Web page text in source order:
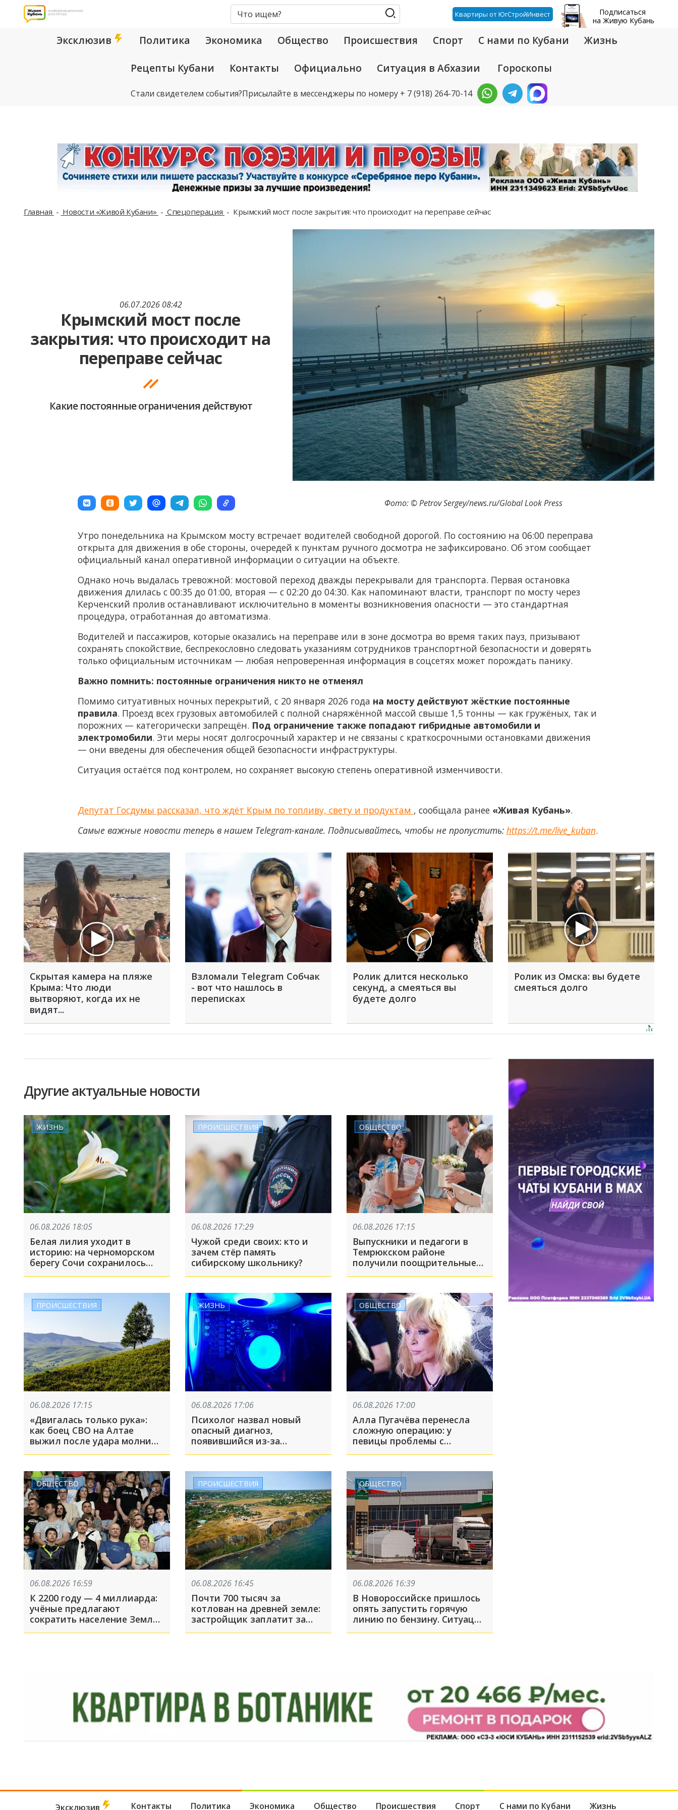
Квартиры от ЮгСтройИнвест
Подписаться
на Живую Кубань
Эксклюзив Политика Экономика Общество Происшествия Спорт С нами по Кубани Жизнь
Рецепты Кубани Контакты Официально Ситуация в Абхазии Гороскопы
Стали свидетелем события?Присылайте в мессенджеры по номеру + 7 (918) 264-70-14
Главная Новости «Живой Кубани» Спецоперация Крымский мост после закрытия: что происходит на переправе сейчас
06.07.2026 08:42
Крымский мост после
закрытия: что происходит на
переправе сейчас
Какие постоянные ограничения действуют
Фото: © Petrov Sergey/news.ru/Global Look Press
Утро понедельника на Крымском мосту встречает водителей свободной дорогой. По состоянию на 06:00 переправа
открыта для движения в обе стороны, очередей к пунктам ручного досмотра не зафиксировано. Об этом сообщает
официальный канал оперативной информации о ситуации на объекте.
Однако ночь выдалась тревожной: мостовой переход дважды перекрывали для транспорта. Первая остановка
движения длилась с 00:35 до 01:00, вторая — с 02:20 до 04:30. Как напоминают власти, транспорт по мосту через
Керченский пролив останавливают исключительно в моменты возникновения опасности — это стандартная
процедура, отработанная до автоматизма.
Водителей и пассажиров, которые оказались на переправе или в зоне досмотра во время таких пауз, призывают
сохранять спокойствие, беспрекословно следовать указаниям сотрудников транспортной безопасности и доверять
только официальным источникам — любая непроверенная информация в соцсетях может порождать панику.
Важно помнить: постоянные ограничения никто не отменял
Помимо ситуативных ночных перекрытий, с 20 января 2026 года на мосту действуют жёсткие постоянные
правила. Проезд всех грузовых автомобилей с полной снаряжённой массой свыше 1,5 тонны — как гружёных, так и
порожних — категорически запрещён. Под ограничение также попадают гибридные автомобили и
электромобили. Эти меры носят долгосрочный характер и не связаны с краткосрочными остановками движения
— они введены для обеспечения общей безопасности инфраструктуры.
Ситуация остаётся под контролем, но сохраняет высокую степень оперативной изменчивости.
Депутат Госдумы рассказал, что ждёт Крым по топливу, свету и продуктам , сообщала ранее «Живая Кубань».
Самые важные новости теперь в нашем Telegram-канале. Подписывайтесь, чтобы не пропустить: https://t.me/live_kuban.
Скрытая камера на пляже
Крыма: Что люди
вытворяют, когда их не
видят...
Взломали Telegram Собчак
- вот что нашлось в
переписках
Ролик длится несколько
секунд, а смеяться вы
будете долго
Ролик из Омска: вы будете
смеяться долго
Другие актуальные новости
ЖИЗНЬ
06.08.2026 18:05
Белая лилия уходит в
историю: на черноморском
берегу Сочи сохранилось
лишь 11 экземпляров
ПРОИСШЕСТВИЯ
06.08.2026 17:29
Чужой среди своих: кто и
зачем стёр память
сибирскому школьнику?
ОБЩЕСТВО
06.08.2026 17:15
Выпускники и педагоги в
Темрюкском районе
получили поощрительные
премии за высокие
учебного года
ПРОИСШЕСТВИЯ
06.08.2026 17:15
«Двигалась только рука»:
как боец СВО на Алтае
выжил после удара молнии
и встречи с медведем
ЖИЗНЬ
06.08.2026 17:06
Психолог назвал новый
опасный диагноз,
появившийся из-за
нейросетей
ОБЩЕСТВО
06.08.2026 17:00
Алла Пугачёва перенесла
сложную операцию: у
певицы проблемы с
суставами. Последствия
ОБЩЕСТВО
06.08.2026 16:59
К 2200 году — 4 миллиарда:
учёные предлагают
сократить население Земли
вдвое. Каким образом?
ПРОИСШЕСТВИЯ
06.08.2026 16:45
Почти 700 тысяч за
котлован на древней земле:
застройщик заплатит за
ущерб городищу в Тамани
ОБЩЕСТВО
06.08.2026 16:39
В Новороссийске пришлось
опять запустить горячую
линию по бензину. Ситуация
на заправках нестабильная,
Эксклюзив Контакты Политика Экономика Общество Происшествия Спорт С нами по Кубани Жизнь